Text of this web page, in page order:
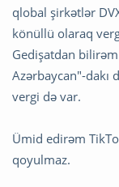
qlobal şirkətlər
könüllü olaraq
Gedişatdan
Azərbaycan"-dakı
vergi də var.
Ümid edirəm
qoyulmaz.